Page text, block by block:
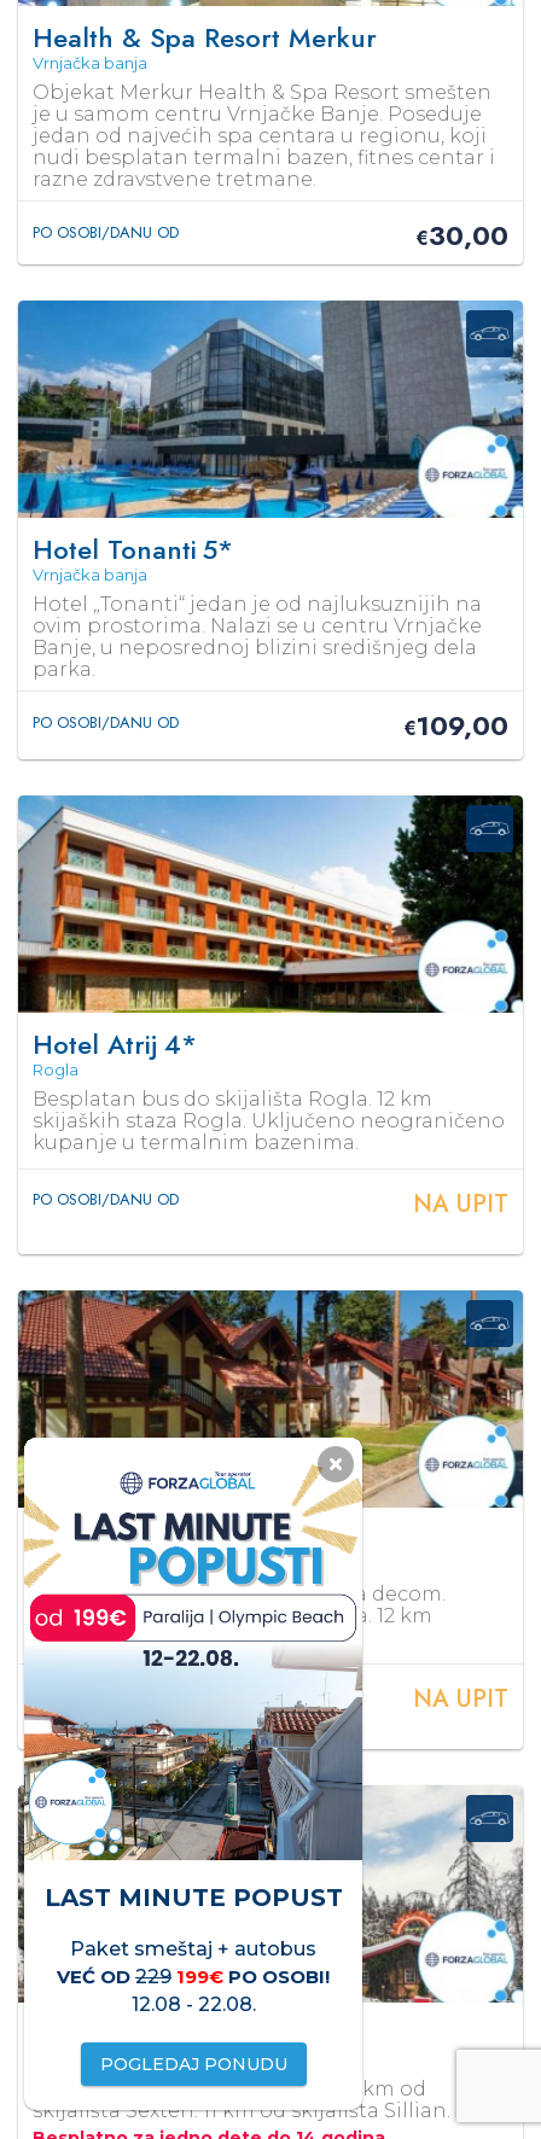
Health & Spa Resort Merkur
Vrnjačka banja
Objekat Merkur Health & Spa Resort smešten
je u samom centru Vrnjačke Banje. Poseduje
jedan od najvećih spa centara u regionu, koji
nudi besplatan termalni bazen, fitnes centar i
razne zdravstvene tretmane.
PO OSOBI/DANU OD €30,00
Hotel Tonanti5*
Vrnjačka banja
Hotel „Tonanti“ jedan je od najluksuznijih na
ovim prostorima. Nalazi se u centru Vrnjačke
Banje, u neposrednoj blizini središnjeg dela
parka.
PO OSOBI/DANU OD €109,00
Hotel Atrij 4*
Rogla
Besplatan bus do skijališta Rogla. 12 km
skijaških staza Rogla. Uključeno neograničeno
kupanje u termalnim bazenima.
PO OSOBI/DANU OD NA UPIT
Vile Terme Zreče4*
Rogla
Apartmani idealni za porodice sa decom.
Besplatan bus do skijališta Rogla. 12 km
skijaških staza Rogla.
NA UPIT
Parkhotel Sole Paradiso
3 Zinnen (Sexten) / Dolomiti
300 m od skijališta. Spa centar. 7 km od
skijališta Sexten. 11 km od skijališta Sillian.
LAST MINUTE POPUST
Paket smeštaj + autobus
VEĆ OD 229 199€ PO OSOBI!
12.08 - 22.08.
POGLEDAJ PONUDU